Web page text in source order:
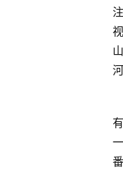
注
视
山
河
有
一
番